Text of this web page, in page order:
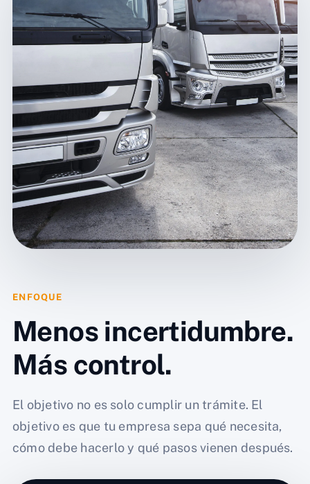
ENFOQUE
Menos incertidumbre.
Más control.
El objetivo no es solo cumplir un trámite. El
objetivo es que tu empresa sepa qué necesita,
cómo debe hacerlo y qué pasos vienen después.